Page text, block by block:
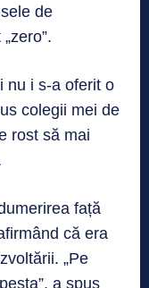
de
nu i s-a oferit o
colegii mei de
rost să mai
față
că era
„Pe
a spus